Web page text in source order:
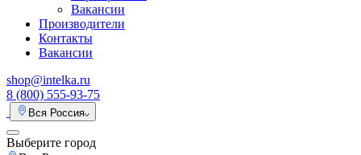
Вакансии
Производители
Контакты
Вакансии
shop@intelka.ru
8 (800) 555-93-75
Вся Россия
Выберите город